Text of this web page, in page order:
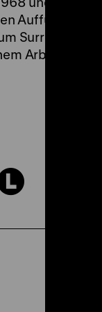
Aufführungen
Surrealen für
Arbeitsverbot
Zu